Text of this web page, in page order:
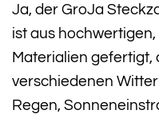
Ja, der GroJa
ist aus
Materialien gefertigt,
verschiedenen
Regen,